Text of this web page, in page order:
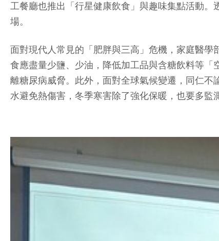
工餐廳也推出「行星健康飲食」與趣味集點活動
場。
面對現代人常見的「肥胖與三高」危機，家庭醫
食應盡量少鹽、少油，降低加工品與含糖飲料等
離糖尿病威脅。此外，面對全球氣候變遷，同仁
水避免熱傷害，冬季寒害除了強化保暖，也要多監